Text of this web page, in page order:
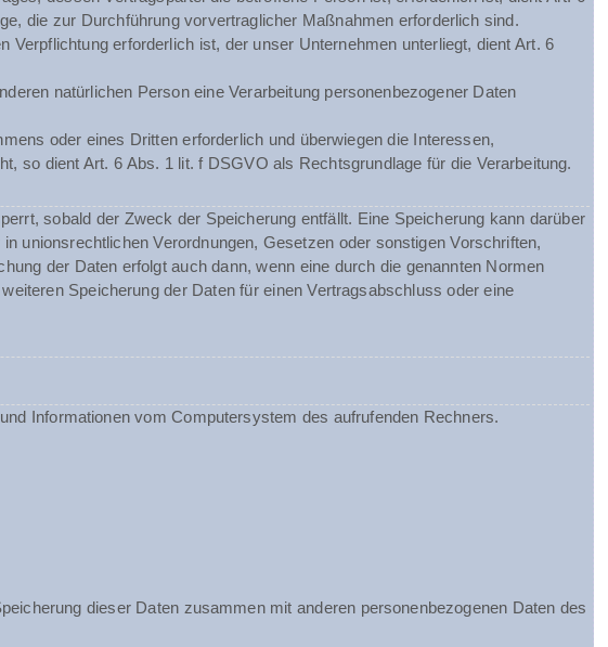
die zur Durchführung vorvertraglicher Maßnahmen erforderlich sind.
erforderlich ist, der unser Unternehmen unterliegt, dient Art. 6
natürlichen Person eine Verarbeitung personenbezogener Daten
oder eines Dritten erforderlich und überwiegen die Interessen,
so dient Art. 6 Abs. 1 lit. f DSGVO als Rechtsgrundlage für die Verarbeitung.
sobald der Zweck der Speicherung entfällt. Eine Speicherung kann darüber
unionsrechtlichen Verordnungen, Gesetzen oder sonstigen Vorschriften,
der Daten erfolgt auch dann, wenn eine durch die genannten Normen
Speicherung der Daten für einen Vertragsabschluss oder eine
Informationen vom Computersystem des aufrufenden Rechners.
dieser Daten zusammen mit anderen personenbezogenen Daten des